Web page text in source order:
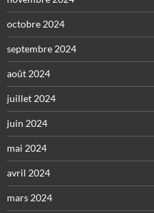
octobre 2024
septembre 2024
août 2024
juillet 2024
juin 2024
mai 2024
avril 2024
mars 2024